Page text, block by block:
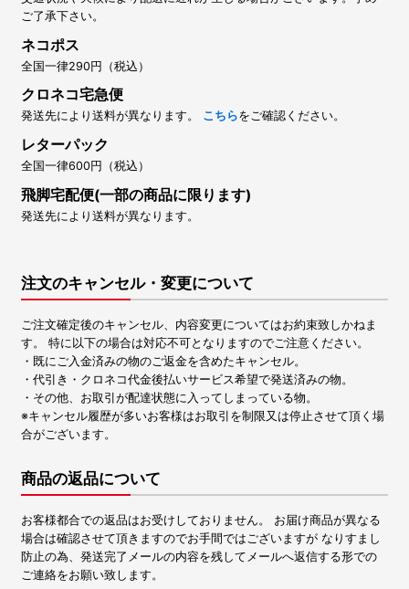
ご了承下さい。
ネコポス
全国一律290円（税込）
クロネコ宅急便
発送先により送料が異なります。 こちらをご確認ください。
レターパック
全国一律600円（税込）
飛脚宅配便(一部の商品に限ります)
発送先により送料が異なります。
注文のキャンセル・変更について
ご注文確定後のキャンセル、内容変更についてはお約束致しかねま
す。 特に以下の場合は対応不可となりますのでご注意ください。
・既にご入金済みの物のご返金を含めたキャンセル。
・代引き・クロネコ代金後払いサービス希望で発送済みの物。
・その他、お取引が配達状態に入ってしまっている物。
※キャンセル履歴が多いお客様はお取引を制限又は停止させて頂く場
合がございます。
商品の返品について
お客様都合での返品はお受けしておりません。 お届け商品が異なる
場合は確認させて頂きますのでお手間ではございますが なりすまし
防止の為、発送完了メールの内容を残してメールへ返信する形での
ご連絡をお願い致します。